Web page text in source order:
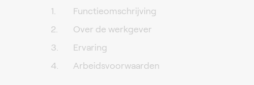
Functieomschrijving
Over de werkgever
Ervaring
Arbeidsvoorwaarden